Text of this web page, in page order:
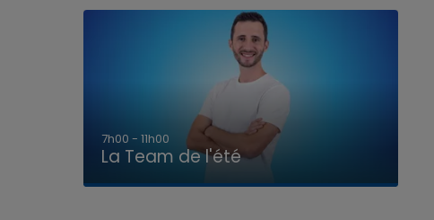
7h00 - 11h00
La Team de l'été